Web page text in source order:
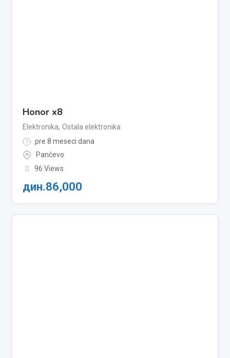
Honor x8
Elektronika, Ostala elektronika
pre 8 meseci dana
Pančevo
96 Views
дин.86,000